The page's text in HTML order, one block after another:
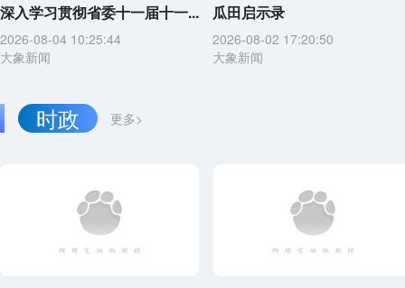
深入学习贯彻省委十一届十一...
2026-08-04 10:25:44
大象新闻
瓜田启示录
2026-08-02 17:20:50
大象新闻
更多>
时政